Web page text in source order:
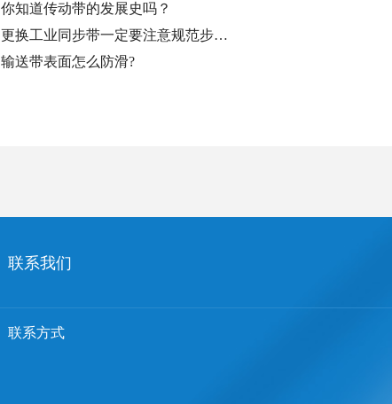
你知道传动带的发展史吗？
更换工业同步带一定要注意规范步…
输送带表面怎么防滑?
联系我们
联系方式